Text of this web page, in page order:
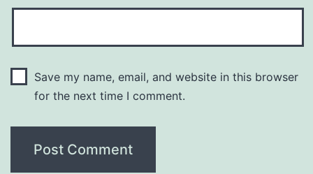
Save my name, email, and website in this browser
for the next time I comment.